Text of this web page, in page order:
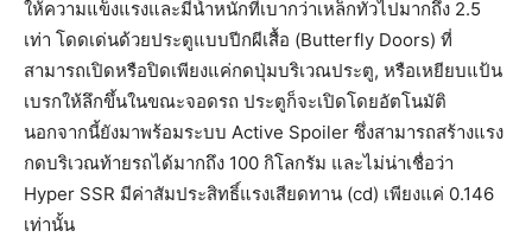
ให้ความแข็งแรงและมีน้ำหนักที่เบากว่าเหล็กทั่วไปมากถึง 2.5
เท่า โดดเด่นด้วยประตูแบบปีกผีเสื้อ (Butterfly Doors) ที่
สามารถเปิดหรือปิดเพียงแค่กดปุ่มบริเวณประตู, หรือเหยียบแป้น
เบรกให้ลึกขึ้นในขณะจอดรถ ประตูก็จะเปิดโดยอัตโนมัติ
นอกจากนี้ยังมาพร้อมระบบ Active Spoiler ซึ่งสามารถสร้างแรง
กดบริเวณท้ายรถได้มากถึง 100 กิโลกรัม และไม่น่าเชื่อว่า
Hyper SSR มีค่าสัมประสิทธิ์แรงเสียดทาน (cd) เพียงแค่ 0.146
เท่านั้น